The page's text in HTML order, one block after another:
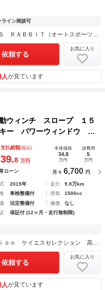
ライン商談可
ＡＵＴＯ ＳＰＯＲＴＳ ＲＡＢＢＩＴ（オートスポーツラビット） 高槻店
頼する
お気に入り
人が見ています
ウィンチ スロープ １５
ー パワーウィンドウ 電
ドリングストップ レベ
支払総額(税込)
39.8 万円
本体価格
34.8
万円
諸費用
5
万円
ローン 月々 6,700 円
2015年 走行
9.8万km
車検整備付 排気
1500cc
法定整備付 修復
なし
保証付 (12ヶ月・走行無制限)
ＫＳ－ｓｅｌｅｃｔｉｏｎ ケイエスセレクション 高橋自動車株式会社 堺インター店
頼する
お気に入り
人が見ています